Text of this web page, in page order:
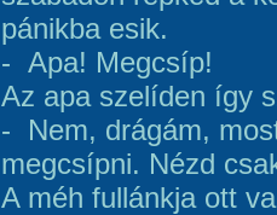
pánikba esik.
- Apa! Megcsíp!
Az apa szelíden így
- Nem, drágám,
megcsípni. Nézd
A méh fullánkja ott